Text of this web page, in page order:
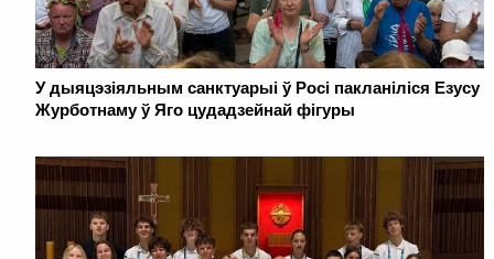
У дыяцэзіяльным санктуарыі ў Росі пакланіліся Езусу
Журботнаму ў Яго цудадзейнай фігуры